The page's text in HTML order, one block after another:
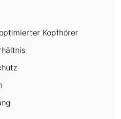
Kopfhörer